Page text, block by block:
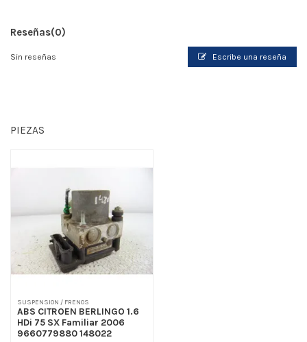
Reseñas(0)
Sin reseñas Escribe una reseña
PIEZAS
SUSPENSION / FRENOS
ABS CITROEN BERLINGO 1.6
HDi 75 SX Familiar 2006
9660779880 148022